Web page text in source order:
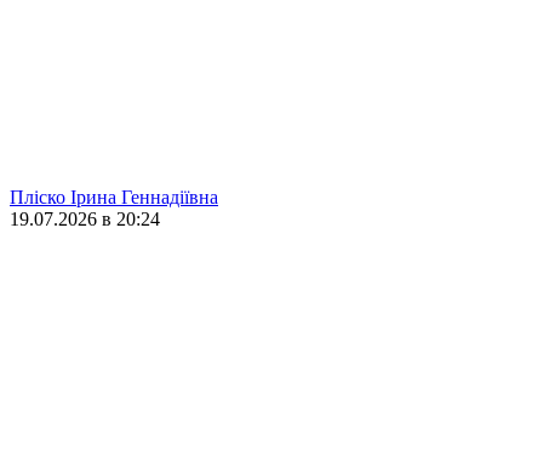
Пліско Ірина Геннадіївна
19.07.2026 в 20:24